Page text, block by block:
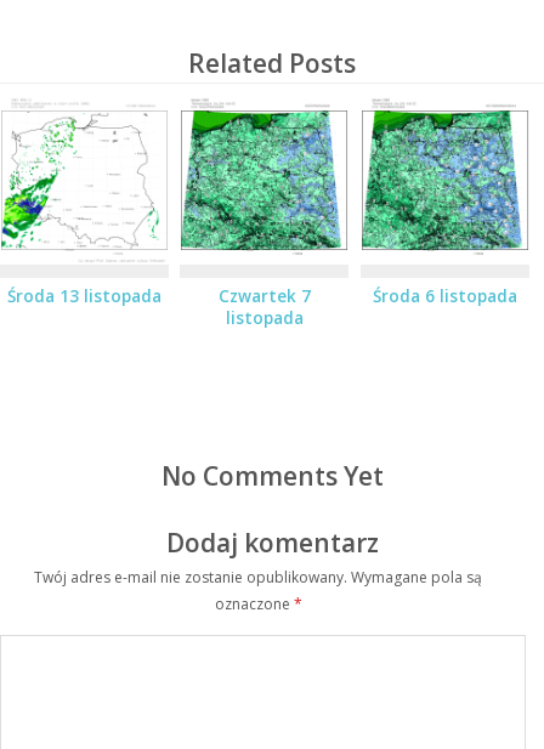
Related Posts
Środa 13 listopada
Czwartek 7
listopada
Środa 6 listopada
No Comments Yet
Dodaj komentarz
Twój adres e-mail nie zostanie opublikowany. Wymagane pola są
oznaczone *